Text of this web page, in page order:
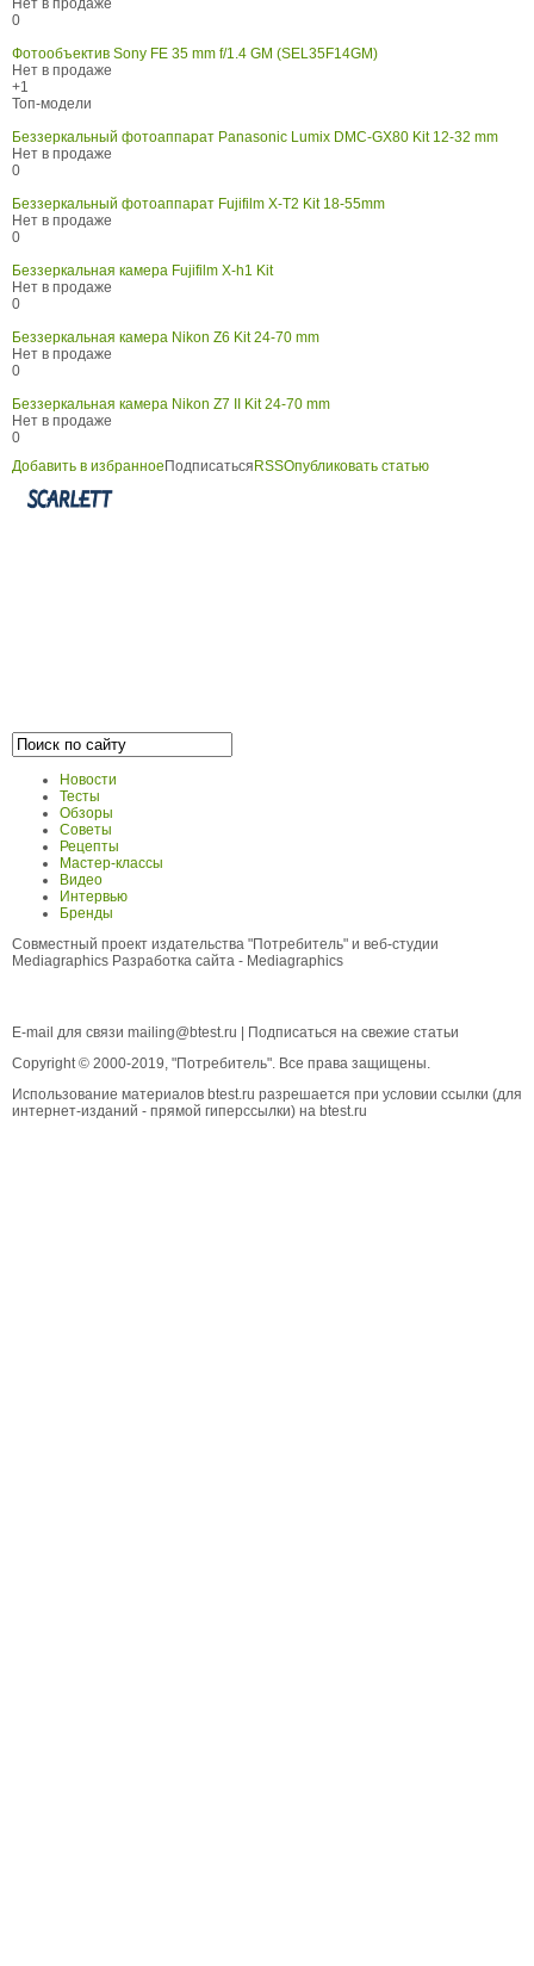
Нет в продаже
0
Фотообъектив Sony FE 35 mm f/1.4 GM (SEL35F14GM)
Нет в продаже
+1
Топ-модели
Беззеркальный фотоаппарат Panasonic Lumix DMC-GX80 Kit 12-32 mm
Нет в продаже
0
Беззеркальный фотоаппарат Fujifilm X-T2 Kit 18-55mm
Нет в продаже
0
Беззеркальная камера Fujifilm X-h1 Kit
Нет в продаже
0
Беззеркальная камера Nikon Z6 Kit 24-70 mm
Нет в продаже
0
Беззеркальная камера Nikon Z7 II Kit 24-70 mm
Нет в продаже
0
Добавить в избранное Подписаться RSSОпубликовать статью
Новости
Тесты
Обзоры
Советы
Рецепты
Мастер-классы
Видео
Интервью
Бренды
Совместный проект издательства "Потребитель" и веб-студии
Mediagraphics Разработка сайта - Mediagraphics
E-mail для связи mailing@btest.ru
Подписаться на свежие статьи
Copyright © 2000-2019, "Потребитель". Все права защищены.
Использование материалов btest.ru разрешается при условии ссылки (для
интернет-изданий - прямой гиперссылки) на btest.ru